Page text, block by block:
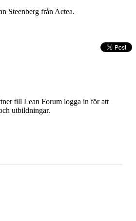
Steenberg från Actea.
till Lean Forum logga in för att
utbildningar.